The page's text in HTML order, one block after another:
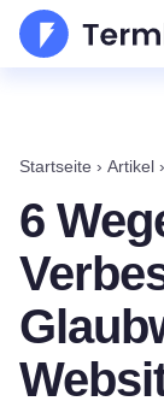
Startseite › Artikel ›
6